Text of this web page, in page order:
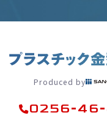
Produced by
0256-